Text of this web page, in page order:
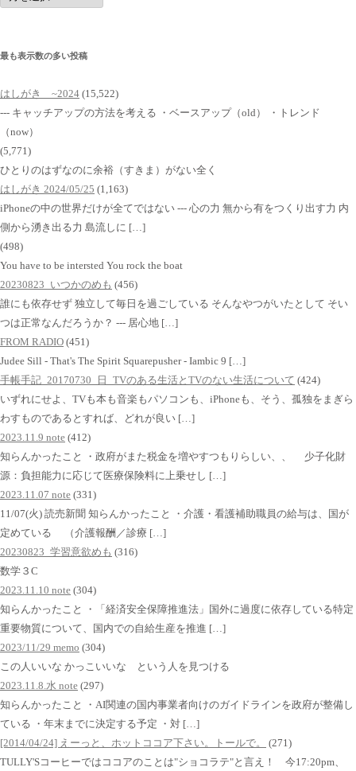
ブ
最も表示数の多い投稿
はしがき ~2024 (15,522)
--- キャッチアップの方法を考える ・ベースアップ（old） ・トレンド
（now）
(5,771)
ひとりのはずなのに余裕（すきま）がない全く
はしがき 2024/05/25 (1,163)
iPhoneの中の世界だけが全てではない --- 心の力 無から有をつくり出す力 内
側から湧き出る力 島流しに […]
(498)
You have to be intersted You rock the boat
20230823_いつかのめも (456)
誰にも依存せず 独立して毎日を過ごしている そんなやつがいたとして そい
つは正常なんだろうか？ --- 居心地 […]
FROM RADIO (451)
Judee Sill - That's The Spirit Squarepusher - Iambic 9 […]
手帳手記_20170730_日_TVのある生活とTVのない生活について (424)
いずれにせよ、TVも本も音楽もパソコンも、iPhoneも、そう、孤独をまぎら
わすものであるとすれば、どれが良い […]
2023.11.9 note (412)
知らんかったこと ・政府がまた税金を増やすつもりらしい、、 少子化財
源：負担能力に応じて医療保険料に上乗せし […]
2023.11.07 note (331)
11/07(火) 読売新聞 知らんかったこと ・介護・看護補助職員の給与は、国が
定めている （介護報酬／診療 […]
20230823_学習意欲めも (316)
数学３C
2023.11.10 note (304)
知らんかったこと ・「経済安全保障推進法」国外に過度に依存している特定
重要物質について、国内での自給生産を推進 […]
2023/11/29 memo (304)
この人いいな かっこいいな という人を見つける
2023.11.8.水 note (297)
知らんかったこと ・AI関連の国内事業者向けのガイドラインを政府が整備し
ている ・年末までに決定する予定 ・対 […]
[2014/04/24] えーっと、ホットココア下さい。トールで。
(271)
TULLY'Sコーヒーではココアのことは"ショコラテ"と言え！ 今17:20pm、